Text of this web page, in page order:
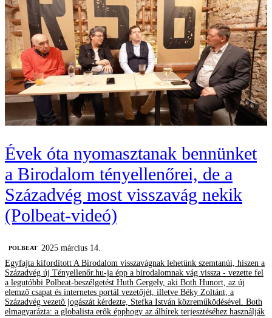
Évek óta nyomasztanak bennünket
a Birodalom tényellenőrei, de a
Századvég most visszavág nekik
(Polbeat-videó)
‎POLBEAT 2025 március 14.
Egyfajta kifordított A Birodalom visszavágnak lehetünk szemtanúi, hiszen a
Századvég új Tényellenőr.hu-ja épp a birodalomnak vág vissza - vezette fel
a legutóbbi Polbeat-beszélgetést Huth Gergely, aki Both Hunort, az új
elemző csapat és internetes portál vezetőjét, illetve Béky Zoltánt, a
Századvég vezető jogászát kérdezte, Stefka István közreműködésével. Both
elmagyarázta: a globalista erők épphogy az álhírek terjesztéséhez használják